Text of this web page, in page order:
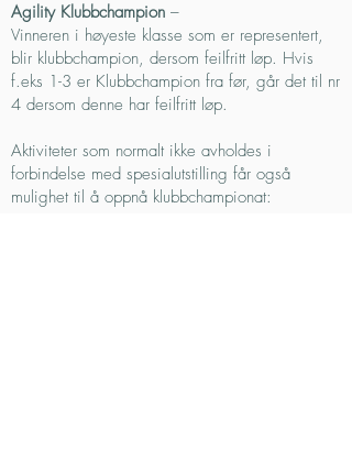
Agility Klubbchampion –
Vinneren i høyeste klasse som er representert,
blir klubbchampion, dersom feilfritt løp. Hvis
f.eks 1-3 er Klubbchampion fra før, går det til nr
4 dersom denne har feilfritt løp.
Aktiviteter som normalt ikke avholdes i
forbindelse med spesialutstilling får også
mulighet til å oppnå klubbchampionat: